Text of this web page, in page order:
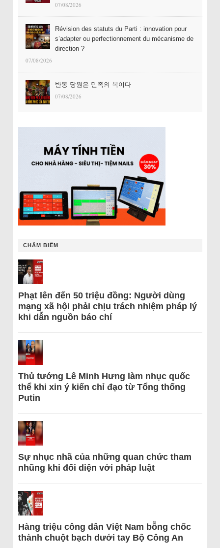
07/08/2026
Révision des statuts du Parti : innovation pour
s’adapter ou perfectionnement du mécanisme de
direction ?
07/08/2026
반동 당원은 민족의 복이다
07/08/2026
CHÂM BIẾM
Phạt lên đến 50 triệu đồng: Người dùng
mạng xã hội phải chịu trách nhiệm pháp lý
khi dẫn nguồn báo chí
Thủ tướng Lê Minh Hưng làm nhục quốc
thể khi xin ý kiến chỉ đạo từ Tổng thống
Putin
Sự nhục nhã của những quan chức tham
nhũng khi đối diện với pháp luật
Hàng triệu công dân Việt Nam bỗng chốc
thành chuột bạch dưới tay Bộ Công An